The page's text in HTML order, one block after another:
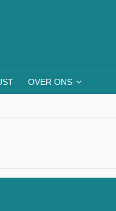
OVER ONS
wereldwijd